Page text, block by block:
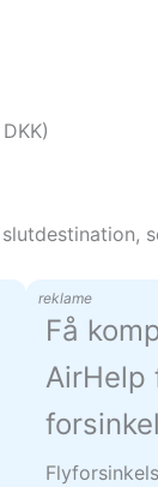
reklame
Få
AirHelp